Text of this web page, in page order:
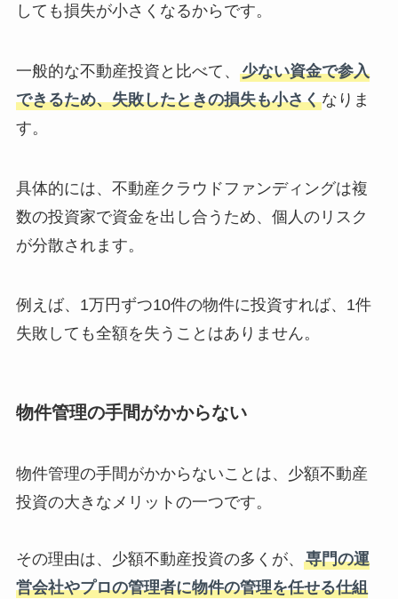
しても損失が小さくなるからです。
一般的な不動産投資と比べて、 少ない資金で参入
できるため、失敗したときの損失も小さくなりま
す。
具体的には、不動産クラウドファンディングは複
数の投資家で資金を出し合うため、個人のリスク
が分散されます。
例えば、1万円ずつ10件の物件に投資すれば、1件
失敗しても全額を失うことはありません。
物件管理の手間がかからない
物件管理の手間がかからないことは、少額不動産
投資の大きなメリットの一つです。
その理由は、少額不動産投資の多くが、 専門の運
営会社やプロの管理者に物件の管理を任せる仕組